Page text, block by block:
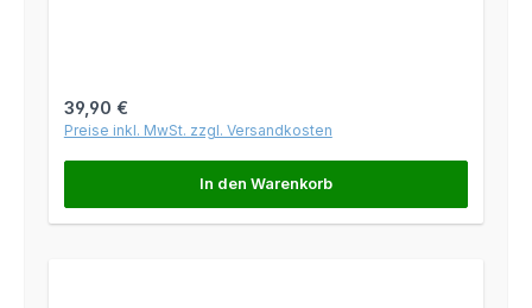
Regulärer Preis:
39,90 €
Preise inkl. MwSt. zzgl. Versandkosten
In den Warenkorb